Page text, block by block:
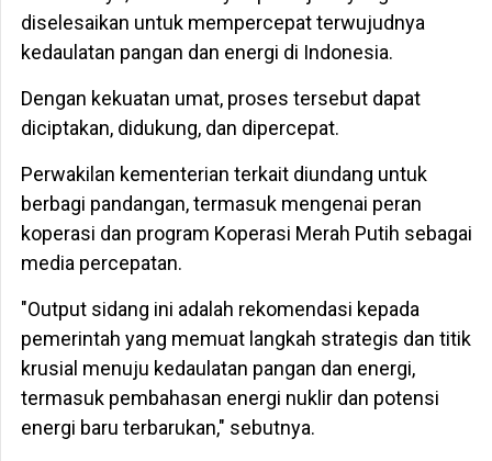
diselesaikan untuk mempercepat terwujudnya
kedaulatan pangan dan energi di Indonesia.
Dengan kekuatan umat, proses tersebut dapat
diciptakan, didukung, dan dipercepat.
Perwakilan kementerian terkait diundang untuk
berbagi pandangan, termasuk mengenai peran
koperasi dan program Koperasi Merah Putih sebagai
media percepatan.
"Output sidang ini adalah rekomendasi kepada
pemerintah yang memuat langkah strategis dan titik
krusial menuju kedaulatan pangan dan energi,
termasuk pembahasan energi nuklir dan potensi
energi baru terbarukan," sebutnya.